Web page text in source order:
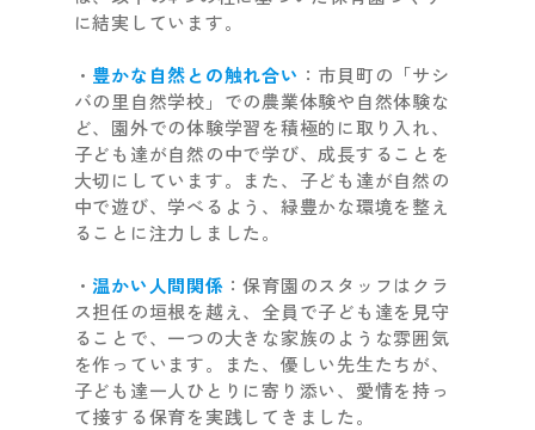
に結実しています。
・ 豊かな自然との触れ合い ：市貝町の「サシ
バの里自然学校」での農業体験や自然体験な
ど、園外での体験学習を積極的に取り入れ、
子ども達が自然の中で学び、成長することを
大切にしています。また、子ども達が自然の
中で遊び、学べるよう、緑豊かな環境を整え
ることに注力しました。
・ 温かい人間関係 ：保育園のスタッフはクラ
ス担任の垣根を越え、全員で子ども達を見守
ることで、一つの大きな家族のような雰囲気
を作っています。また、優しい先生たちが、
子ども達一人ひとりに寄り添い、愛情を持っ
て接する保育を実践してきました。